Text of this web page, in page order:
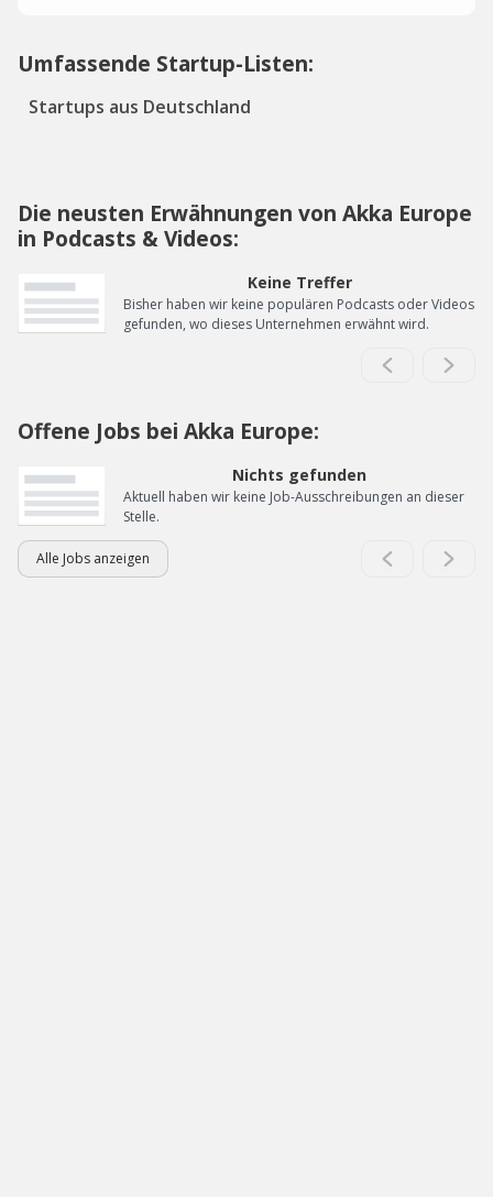
Umfassende Startup-Listen:
Startups aus Deutschland
Die neusten Erwähnungen von Akka Europe
in Podcasts & Videos:
Keine Treffer
Bisher haben wir keine populären Podcasts oder Videos
gefunden, wo dieses Unternehmen erwähnt wird.
Offene Jobs bei Akka Europe:
Nichts gefunden
Aktuell haben wir keine Job-Ausschreibungen an dieser
Stelle.
Alle Jobs anzeigen